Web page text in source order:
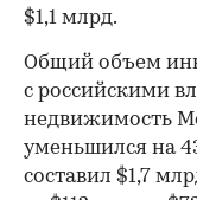
$1,1 млрд.
Общий объем
с российскими
недвижимость
уменьшился на
составил $1,7